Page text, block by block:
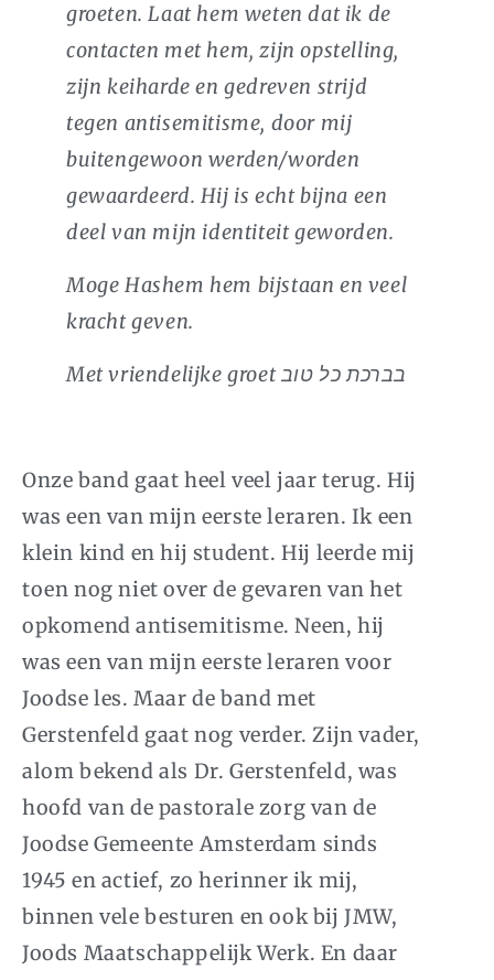
groeten. Laat hem weten dat ik de
contacten met hem, zijn opstelling,
zijn keiharde en gedreven strijd
tegen antisemitisme, door mij
buitengewoon werden/worden
gewaardeerd. Hij is echt bijna een
deel van mijn identiteit geworden.
Moge Hashem hem bijstaan en veel
kracht geven.
Met vriendelijke groet בברכת כל טוב
Onze band gaat heel veel jaar terug. Hij
was een van mijn eerste leraren. Ik een
klein kind en hij student. Hij leerde mij
toen nog niet over de gevaren van het
opkomend antisemitisme. Neen, hij
was een van mijn eerste leraren voor
Joodse les. Maar de band met
Gerstenfeld gaat nog verder. Zijn vader,
alom bekend als Dr. Gerstenfeld, was
hoofd van de pastorale zorg van de
Joodse Gemeente Amsterdam sinds
1945 en actief, zo herinner ik mij,
binnen vele besturen en ook bij JMW,
Joods Maatschappelijk Werk. En daar